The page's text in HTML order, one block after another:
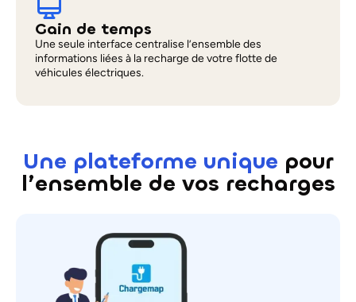
Gain de temps
Une seule interface centralise l’ensemble des
informations liées à la recharge de votre flotte de
véhicules électriques.
Une plateforme unique pour
l’ensemble de vos recharges